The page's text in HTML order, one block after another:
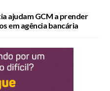
ajudam GCM a prender
em agência bancária